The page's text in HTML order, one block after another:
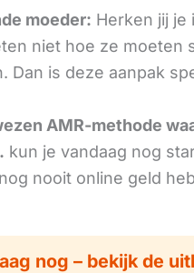
moeder: Herken jij je
niet hoe ze moeten
Dan is deze aanpak
AMR-methode
kun je vandaag nog
nooit online geld
nog – bekijk de